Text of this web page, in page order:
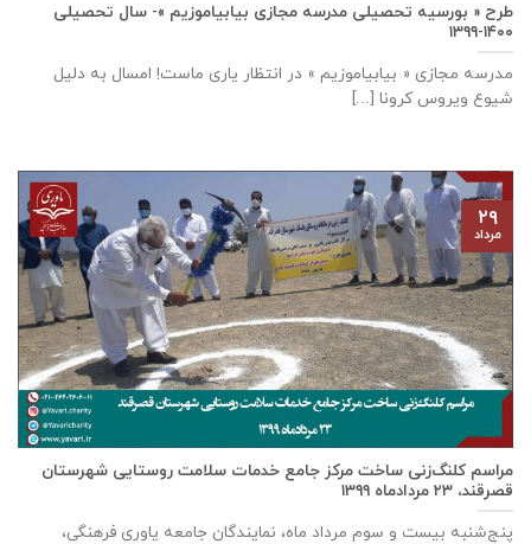
طرح « بورسیه تحصیلی مدرسه مجازی بیابیاموزیم »- سال تحصیلی
۱۴۰۰-۱۳۹۹
مدرسه مجازی « بیابیاموزیم » در انتظار یاری ماست! امسال به دلیل
شیوع ویروس کرونا [...]
مراسم کلنگ‌زنی ساخت مرکز جامع خدمات سلامت روستایی شهرستان
قصرقند، ۲۳ مردادماه ۱۳۹۹
پنج‌شنبه بیست و سوم مرداد ماه، نمایندگان جامعه یاوری فرهنگی،
۲۹
مرداد